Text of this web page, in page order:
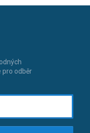
pro odběr